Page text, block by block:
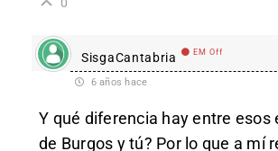
SisgaCantabria EM Off
6 años hace
Y qué diferencia hay entre esos
de Burgos y tú? Por lo que a mí